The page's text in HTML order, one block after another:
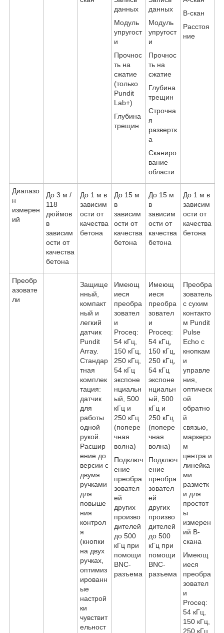
данных
Модуль
упругост
и
Прочнос
ть на
сжатие
(только
Pundit
Lab+)
Глубина
трещин
данных
Модуль
упругост
и
Прочнос
ть на
сжатие
Глубина
трещин
Строчна
я
развертк
а
Сканиро
вание
области
B-скан
Расстоя
ние
Диапазо
н
измерен
ий
До 3 м /
118
дюймов
в
зависим
ости от
качества
бетона
До 1 м в
зависим
ости от
качества
бетона
До 15 м
в
зависим
ости от
качества
бетона
До 15 м
в
зависим
ости от
качества
бетона
До 1 м в
зависим
ости от
качества
бетона
Преобр
азовате
ли
Защище
нный,
компакт
ный и
легкий
датчик
Pundit
Array.
Стандар
тная
комплек
тация:
датчик
для
работы
одной
рукой.
Расшир
ение до
версии с
двумя
ручками
для
повыше
ния
контрол
я
(кнопки
на двух
ручках,
оптимиз
ированн
ые
настрой
ки
чувствит
ельност
Имеющ
иеся
преобра
зовател
и
Proceq:
54 кГц,
150 кГц,
250 кГц,
54 кГц
экспоне
нциальн
ый, 500
кГц и
250 кГц
(попере
чная
волна)
Подключ
ение
преобра
зовател
ей
других
произво
дителей
до 500
кГц при
помощи
BNC-
разъема
Имеющ
иеся
преобра
зовател
и
Proceq:
54 кГц,
150 кГц,
250 кГц,
54 кГц
экспоне
нциальн
ый, 500
кГц и
250 кГц
(попере
чная
волна)
Подключ
ение
преобра
зовател
ей
других
произво
дителей
до 500
кГц при
помощи
BNC-
разъема
Преобра
зователь
с сухим
контакто
м Pundit
Pulse
Echo с
кнопкам
и
управле
ния,
оптическ
ой
обратно
й
связью,
маркеро
м
центра и
линейка
ми
разметк
и для
простот
ы
измерен
ий B-
скана
Имеющ
иеся
преобра
зовател
и
Proceq:
54 кГц,
150 кГц,
250 кГц,